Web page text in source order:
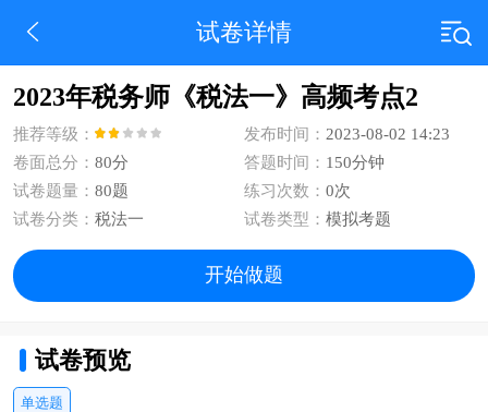
试卷详情
2023年税务师《税法一》高频考点2
推荐等级： 发布时间： 2023-08-02 14:23
卷面总分： 80分 答题时间： 150分钟
试卷题量： 80题 练习次数： 0次
试卷分类： 税法一 试卷类型： 模拟考题
开始做题
试卷预览
单选题